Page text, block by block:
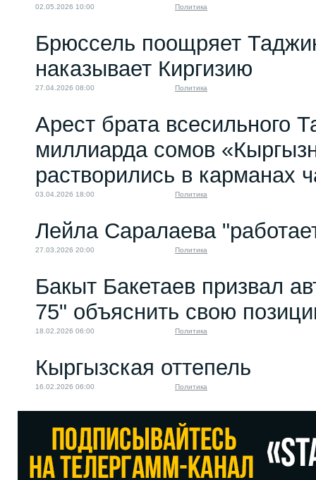
02.05.2026 10:00 Политика
Брюссель поощряет
наказывает Киргизию
27.04.2026 08:00 Политика
Арест брата всесильного
миллиарда сомов
растворились в карманах
03.04.2026 18:00 Политика
Лейла Саралаева
27.03.2026 20:00 Политика
Бакыт Бакетаев призвал
75" объяснить свою
18.02.2026 06:00 Политика
Кыргызская оттепель
16.02.2026 06:00 Политика